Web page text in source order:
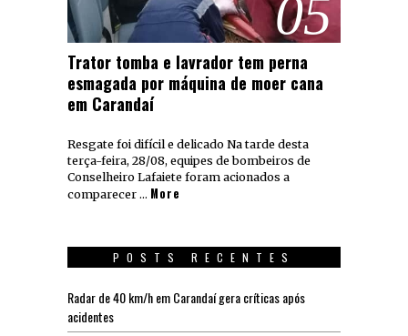
05
Trator tomba e lavrador tem perna
esmagada por máquina de moer cana
em Carandaí
Resgate foi difícil e delicado Na tarde desta
terça-feira, 28/08, equipes de bombeiros de
Conselheiro Lafaiete foram acionados a
comparecer … More
POSTS RECENTES
Radar de 40 km/h em Carandaí gera críticas após
acidentes